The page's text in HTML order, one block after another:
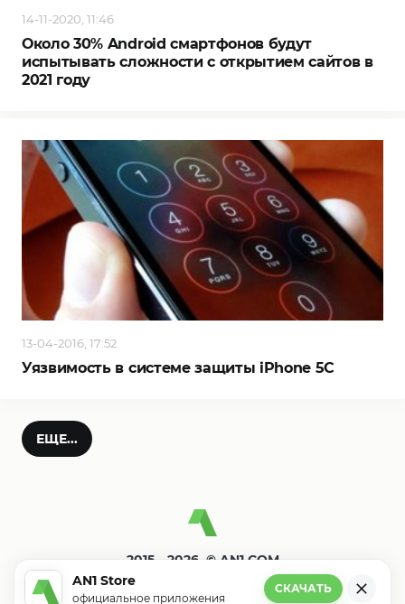
14-11-2020, 11:46
Около 30% Android смартфонов будут
испытывать сложности с открытием сайтов в
2021 году
13-04-2016, 17:52
Уязвимость в системе защиты iPhone 5C
ЕЩЕ...
2015—2026. © AN1.COM
Игры, программы для андроид
СКАЧАТЬ
AN1 Store
официальное приложения